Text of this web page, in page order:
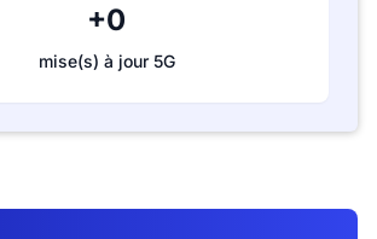
+0
mise(s) à jour 5G